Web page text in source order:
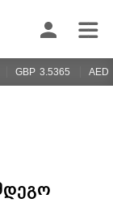
GBP 3.5365 AED